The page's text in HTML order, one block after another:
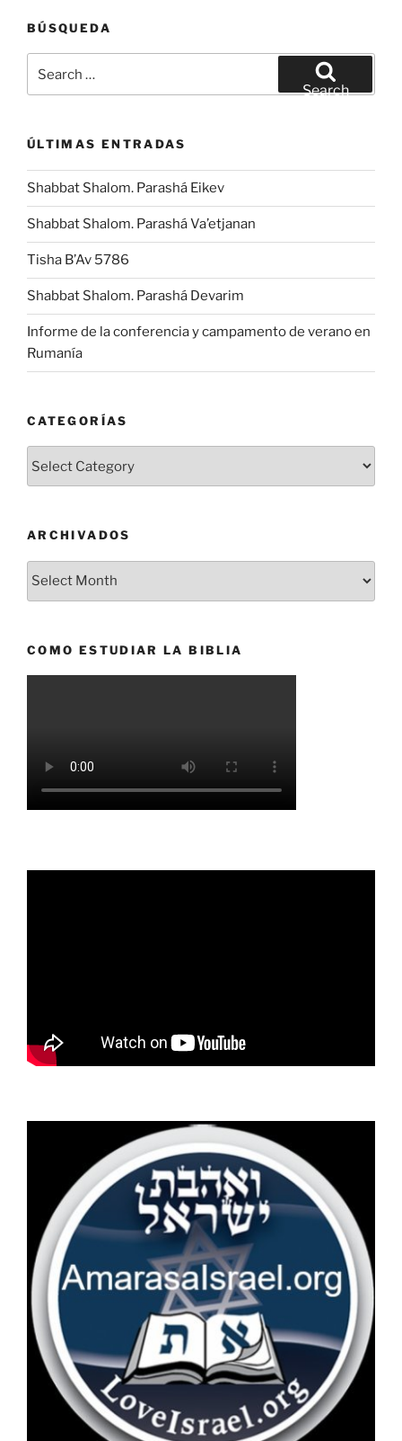
BÚSQUEDA
for:
Search
ÚLTIMAS ENTRADAS
Shabbat Shalom. Parashá Eikev
Shabbat Shalom. Parashá Va’etjanan
Tisha B’Av 5786
Shabbat Shalom. Parashá Devarim
Informe de la conferencia y campamento de verano en
Rumanía
CATEGORÍAS
ARCHIVADOS
Archivados
COMO ESTUDIAR LA BIBLIA